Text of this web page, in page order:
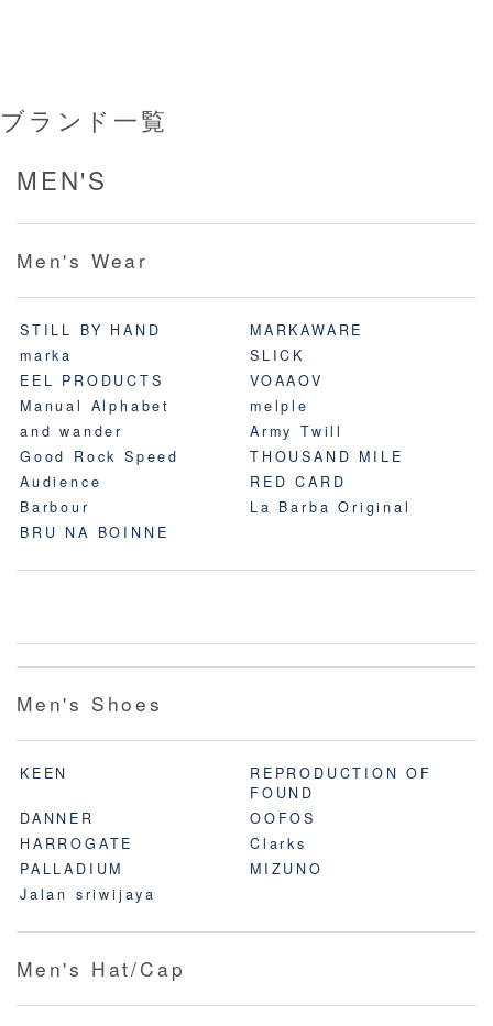
ブランド一覧
MEN'S
Men's Wear
STILL BY HAND
MARKAWARE
marka
SLICK
EEL PRODUCTS
VOAAOV
Manual Alphabet
melple
and wander
Army Twill
Good Rock Speed
THOUSAND MILE
Audience
RED CARD
Barbour
La Barba Original
BRU NA BOINNE
Men's Shoes
KEEN
REPRODUCTION OF
FOUND
DANNER
OOFOS
HARROGATE
Clarks
PALLADIUM
MIZUNO
Jalan sriwijaya
Men's Hat/Cap